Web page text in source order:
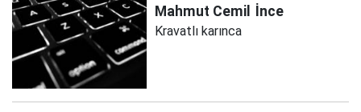
Mahmut Cemil İnce
Kravatlı karınca